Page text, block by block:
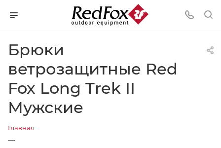
Брюки
ветрозащитные Red
Fox Long Trek II
Мужские
Главная
—